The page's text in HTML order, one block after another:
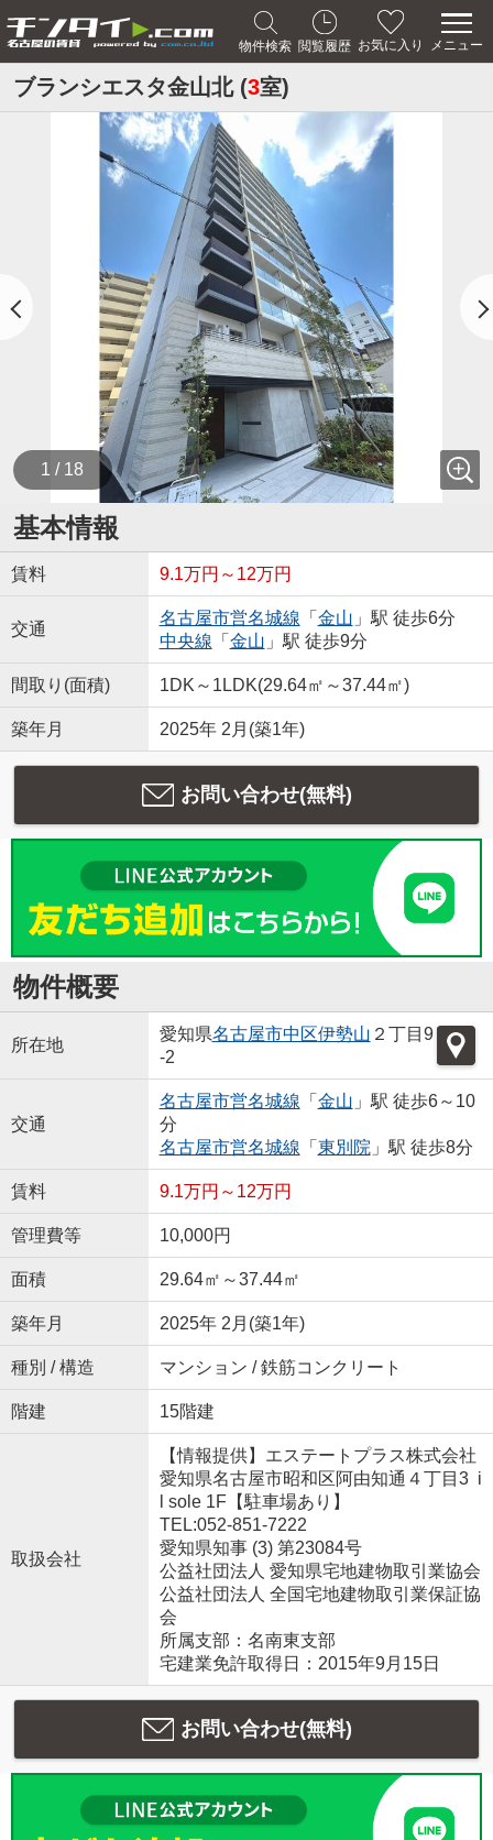
物件検索 閲覧履歴 お気に入り メニュー
ブランシエスタ金山北 (3室)
1 / 18
基本情報
賃料 9.1万円～12万円
交通
名古屋市営名城線 「 金山 」駅 徒歩6分
中央線 「 金山 」駅 徒歩9分
間取り(面積) 1DK～1LDK(29.64㎡～37.44㎡)
築年月 2025年 2月(築1年)
お問い合わせ(無料)
物件概要
所在地
愛知県名古屋市中区伊勢山 ２丁目9
-2
交通
名古屋市営名城線 「 金山 」駅 徒歩6～10
分
名古屋市営名城線 「 東別院 」駅 徒歩8分
賃料 9.1万円～12万円
管理費等 10,000円
面積 29.64㎡～37.44㎡
築年月 2025年 2月(築1年)
種別 / 構造 マンション / 鉄筋コンクリート
階建 15階建
取扱会社
【情報提供】エステートプラス株式会社
愛知県名古屋市昭和区阿由知通４丁目3 i
l sole 1F【駐車場あり】
TEL:052-851-7222
愛知県知事 (3) 第23084号
公益社団法人 愛知県宅地建物取引業協会
公益社団法人 全国宅地建物取引業保証協
会
所属支部：名南東支部
宅建業免許取得日：2015年9月15日
お問い合わせ(無料)